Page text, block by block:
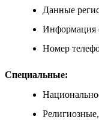
Данные
Информация
Номер
Специальные: